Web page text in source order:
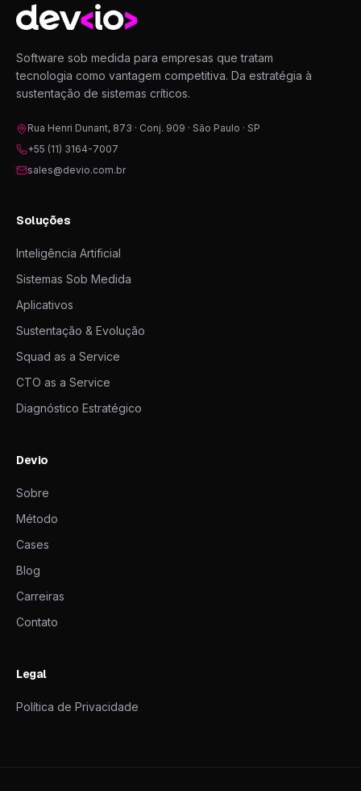
Devio
Software sob medida para empresas que tratam
tecnologia como vantagem competitiva. Da estratégia à
sustentação de sistemas críticos.
Rua Henri Dunant, 873 · Conj. 909 · São Paulo · SP
+55 (11) 3164-7007
sales@devio.com.br
Soluções
Inteligência Artificial
Sistemas Sob Medida
Aplicativos
Sustentação & Evolução
Squad as a Service
CTO as a Service
Diagnóstico Estratégico
Devio
Sobre
Método
Cases
Blog
Carreiras
Contato
Legal
Política de Privacidade